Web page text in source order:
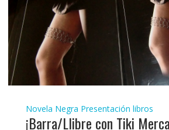
Novela Negra Presentación libros
¡Barra/Llibre con Tiki